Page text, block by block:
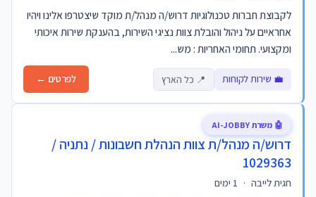
לקבוצת חברות טכנולוגיות דרוש/ה מנהל/ת מוקד שיצטרפו אלינו ויהיו
אחראיים על ניהול והובלת צוות נציגי השירות, בהענקת שירות איכותי
ומקצועי. תחומי האחריות : מש...
💼 שירות לקוחות 📍 כל הארץ לפרטים ←
דרוש/ה מנהל/ת צוות הנהלת חשבונות / נתניה /
1029363
חגית לייבה ·
🤖 משרת AI-JOBBY